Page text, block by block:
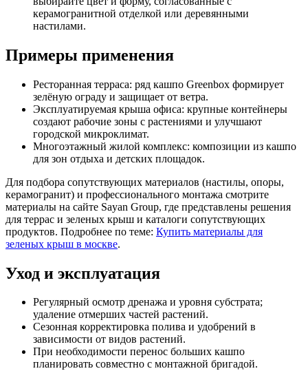
керамогранитной отделкой или деревянными
настилами.
Примеры применения
Ресторанная терраса: ряд кашпо Greenbox формирует
зелёную ограду и защищает от ветра.
Эксплуатируемая крыша офиса: крупные контейнеры
создают рабочие зоны с растениями и улучшают
городской микроклимат.
Многоэтажный жилой комплекс: композиции из кашпо
для зон отдыха и детских площадок.
Для подбора сопутствующих материалов (настилы, опоры,
керамогранит) и профессионального монтажа смотрите
материалы на сайте Sayan Group, где представлены решения
для террас и зеленых крыш и каталоги сопутствующих
продуктов. Подробнее по теме: Купить материалы для
зеленых крыш в москве.
Уход и эксплуатация
Регулярный осмотр дренажа и уровня субстрата;
удаление отмерших частей растений.
Сезонная корректировка полива и удобрений в
зависимости от видов растений.
При необходимости перенос больших кашпо
планировать совместно с монтажной бригадой.